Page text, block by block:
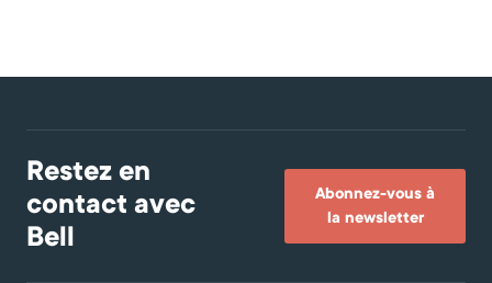
Restez en
contact avec
Bell
Abonnez-vous à
la newsletter